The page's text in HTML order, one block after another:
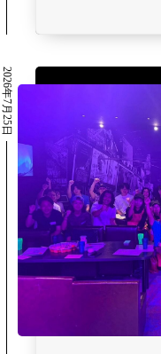
2026年7月25日